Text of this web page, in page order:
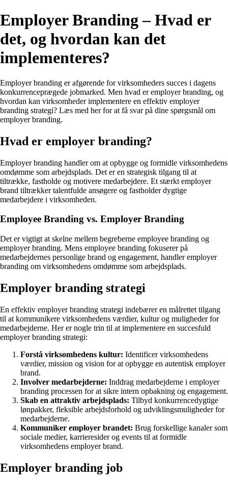
Employer Branding – Hvad er
det, og hvordan kan det
implementeres?
Employer branding er afgørende for virksomheders succes i dagens
konkurrenceprægede jobmarked. Men hvad er employer branding, og
hvordan kan virksomheder implementere en effektiv employer
branding strategi? Læs med her for at få svar på dine spørgsmål om
employer branding.
Hvad er employer branding?
Employer branding handler om at opbygge og formidle virksomhedens
omdømme som arbejdsplads. Det er en strategisk tilgang til at
tiltrække, fastholde og motivere medarbejdere. Et stærkt employer
brand tiltrækker talentfulde ansøgere og fastholder dygtige
medarbejdere i virksomheden.
Employee Branding vs. Employer Branding
Det er vigtigt at skelne mellem begreberne employee branding og
employer branding. Mens employee branding fokuserer på
medarbejdernes personlige brand og engagement, handler employer
branding om virksomhedens omdømme som arbejdsplads.
Employer branding strategi
En effektiv employer branding strategi indebærer en målrettet tilgang
til at kommunikere virksomhedens værdier, kultur og muligheder for
medarbejderne. Her er nogle trin til at implementere en succesfuld
employer branding strategi:
Forstå virksomhedens kultur: Identificer virksomhedens
værdier, mission og vision for at opbygge en autentisk employer
brand.
Involver medarbejderne: Inddrag medarbejderne i employer
branding processen for at sikre intern opbakning og engagement.
Skab en attraktiv arbejdsplads: Tilbyd konkurrencedygtige
lønpakker, fleksible arbejdsforhold og udviklingsmuligheder for
medarbejderne.
Kommuniker employer brandet: Brug forskellige kanaler som
sociale medier, karrieresider og events til at formidle
virksomhedens employer brand.
Employer branding job